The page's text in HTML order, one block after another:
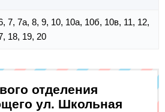
7, 7а, 8, 9, 10, 10а, 10б, 10в, 11, 12,
18, 19, 20
отделения
ул. Школьная